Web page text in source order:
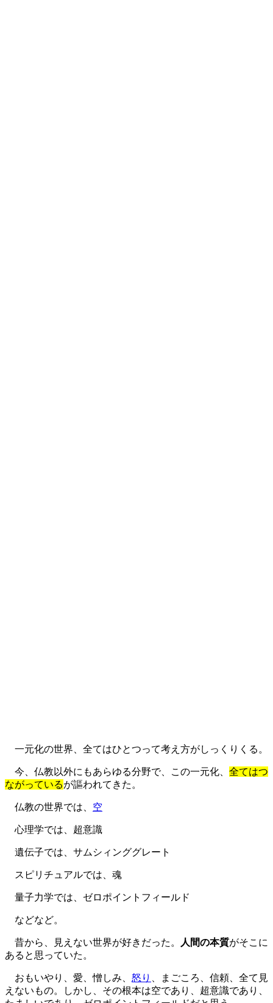
一元化の世界、全てはひとつって考え方がしっくりくる。
今、仏教以外にもあらゆる分野で、この一元化、 全てはつ
ながっているが謳われてきた。
仏教の世界では、 空
心理学では、超意識
遺伝子では、サムシィンググレート
スピリチュアルでは、魂
量子力学では、ゼロポイントフィールド
などなど。
昔から、見えない世界が好きだった。 人間の本質がそこに
あると思っていた。
おもいやり、愛、憎しみ、 怒り
、まごころ、信頼、全て見
えないもの。しかし、その根本は空であり、超意識であり、